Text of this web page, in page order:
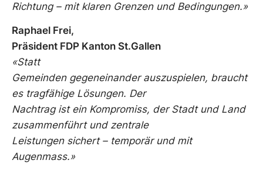
Richtung – mit klaren Grenzen und Bedingungen.»
Raphael Frei,
Präsident FDP Kanton St.Gallen
«Statt
Gemeinden gegeneinander auszuspielen, braucht
es tragfähige Lösungen. Der
Nachtrag ist ein Kompromiss, der Stadt und Land
zusammenführt und zentrale
Leistungen sichert – temporär und mit
Augenmass.»